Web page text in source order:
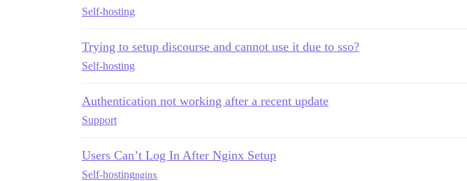
Self-hosting
Trying to setup discourse and cannot use it due to sso?
Self-hosting
Authentication not working after a recent update
Support
Users Can’t Log In After Nginx Setup
Self-hostingnginx